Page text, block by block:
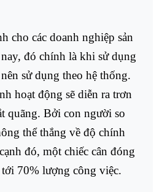
cho các doanh nghiệp sản
đó chính là khi sử dụng
sử dụng theo hệ thống.
hoạt động sẽ diễn ra trơn
quãng. Bởi con người so
thể thắng về độ chính
đó, một chiếc cân đóng
70% lượng công việc.